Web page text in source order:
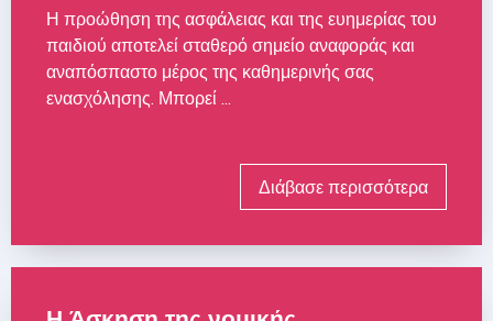
Η προώθηση της ασφάλειας και της ευημερίας του
παιδιού αποτελεί σταθερό σημείο αναφοράς και
αναπόσπαστο μέρος της καθημερινής σας
ενασχόλησης. Μπορεί ...
Διάβασε περισσότερα